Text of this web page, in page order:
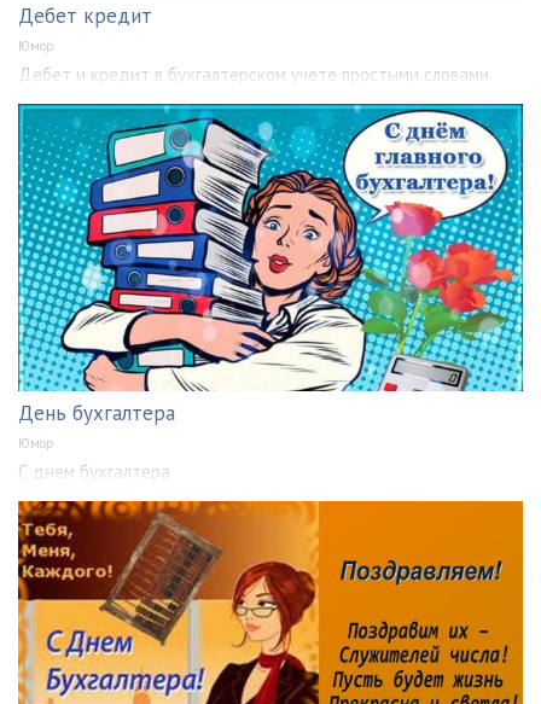
Дебет кредит
Юмор
Дебет и кредит в бухгалтерском учете простыми словами
День бухгалтера
Юмор
С днем бухгалтера